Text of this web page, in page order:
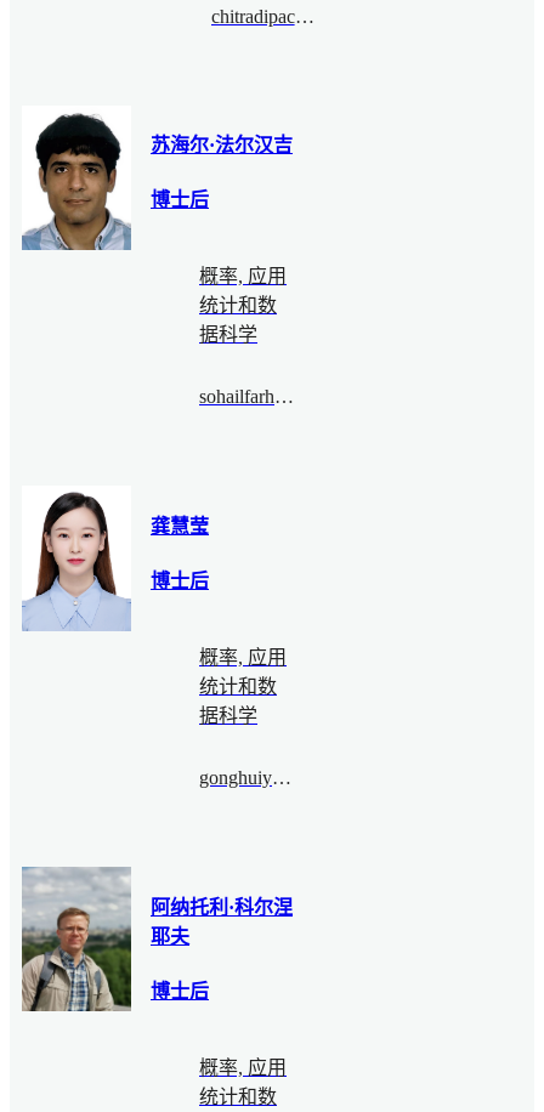
chitradipachakraborty@bimsa.cn
苏海尔·法尔汉吉
博士后
概率, 应用
统计和数
据科学
sohailfarhangi@bimsa.cn
龚慧莹
博士后
概率, 应用
统计和数
据科学
gonghuiying@bimsa.cn
阿纳托利·科尔涅
耶夫
博士后
概率, 应用
统计和数